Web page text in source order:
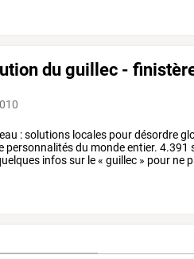
du guillec -
:solutions locales pourdésordre
personnalitésdu mondeentier. 4.391
infossur le« guillec » pour ne